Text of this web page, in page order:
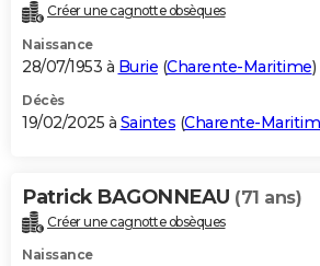
Créer une cagnotte obsèques
Naissance
28/07/1953 à Burie (Charente-Maritime)
Décès
19/02/2025 à Saintes (Charente-
Patrick BAGONNEAU (71 ans)
Créer une cagnotte obsèques
Naissance